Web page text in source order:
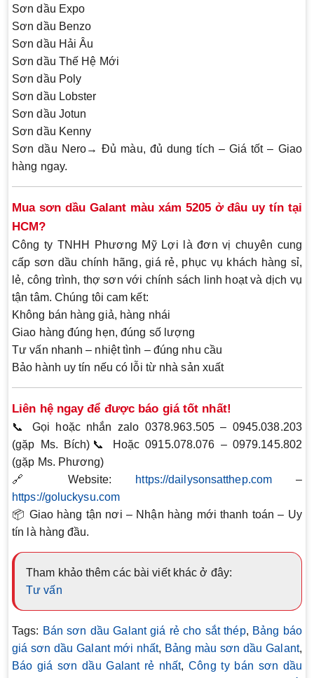
Sơn dầu Expo
Sơn dầu Benzo
Sơn dầu Hải Âu
Sơn dầu Thế Hệ Mới
Sơn dầu Poly
Sơn dầu Lobster
Sơn dầu Jotun
Sơn dầu Kenny
Sơn dầu Nero→ Đủ màu, đủ dung tích – Giá tốt – Giao
hàng ngay.
Mua sơn dầu Galant màu xám 5205 ở đâu uy tín tại
HCM?
Công ty TNHH Phương Mỹ Lợi là đơn vị chuyên cung
cấp sơn dầu chính hãng, giá rẻ, phục vụ khách hàng sỉ,
lẻ, công trình, thợ sơn với chính sách linh hoạt và dịch vụ
tận tâm. Chúng tôi cam kết:
Không bán hàng giả, hàng nhái
Giao hàng đúng hẹn, đúng số lượng
Tư vấn nhanh – nhiệt tình – đúng nhu cầu
Bảo hành uy tín nếu có lỗi từ nhà sản xuất
Liên hệ ngay để được báo giá tốt nhất!
📞 Gọi hoặc nhắn zalo 0378.963.505 – 0945.038.203
(gặp Ms. Bích) 📞
Hoặc 0915.078.076 – 0979.145.802
(gặp Ms. Phương)
🔗 Website: https://dailysonsatthep.com –
https://goluckysu.com
📦 Giao hàng tận nơi – Nhận hàng mới thanh toán – Uy
tín là hàng đầu.
Tham khảo thêm các bài viết khác ở đây:
Tư vấn
Tags: Bán sơn dầu Galant giá rẻ cho sắt thép, Bảng báo
giá sơn dầu Galant mới nhất, Bảng màu sơn dầu Galant,
Báo giá sơn dầu Galant rẻ nhất,Công ty bán sơn dầu